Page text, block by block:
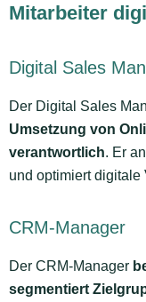
Mitarbeiter
Digital Sales
Der Digital Sales
Umsetzung von
verantwortlich. Er
und optimiert digitale
CRM-Manager
Der CRM-Manager
segmentiert